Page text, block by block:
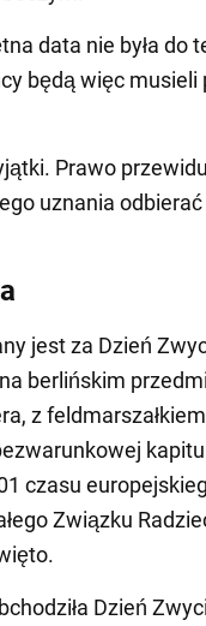
data nie była do
będą więc
Prawo
uznania
jest za Dzień
berlińskim
z
czasu
Związku
Dzień